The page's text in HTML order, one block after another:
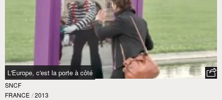
L'Europe, c'est la porte à côté
SNCF
FRANCE / 2013